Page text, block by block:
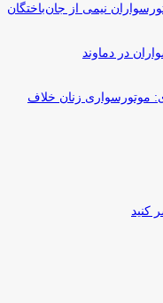
نیمی از جان‌باختگان
در دماوند
موتورسواری زنان خلاف
کنید